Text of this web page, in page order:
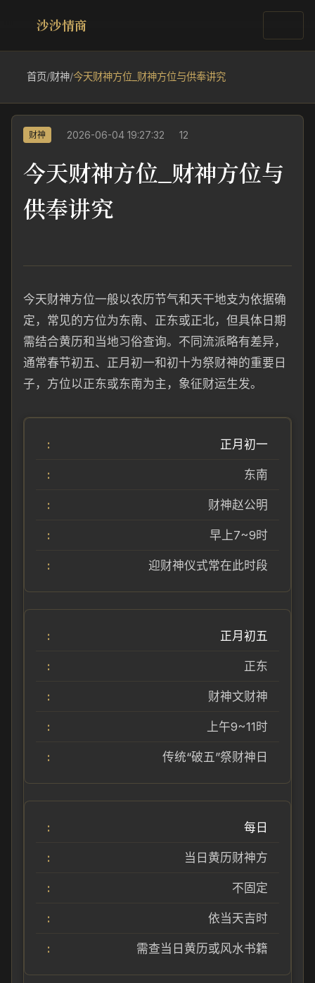
沙沙情商
首页/财神/今天财神方位_财神方位与供奉讲究
财神 2026-06-04 19:27:32 12
今天财神方位_财神方位与
供奉讲究
今天财神方位一般以农历节气和天干地支为依据确
定，常见的方位为东南、正东或正北，但具体日期
需结合黄历和当地习俗查询。不同流派略有差异，
通常春节初五、正月初一和初十为祭财神的重要日
子，方位以正东或东南为主，象征财运生发。
正月初一
东南
财神赵公明
早上7~9时
迎财神仪式常在此时段
正月初五
正东
财神文财神
上午9~11时
传统“破五”祭财神日
每日
当日黄历财神方
不固定
依当天吉时
需查当日黄历或风水书籍